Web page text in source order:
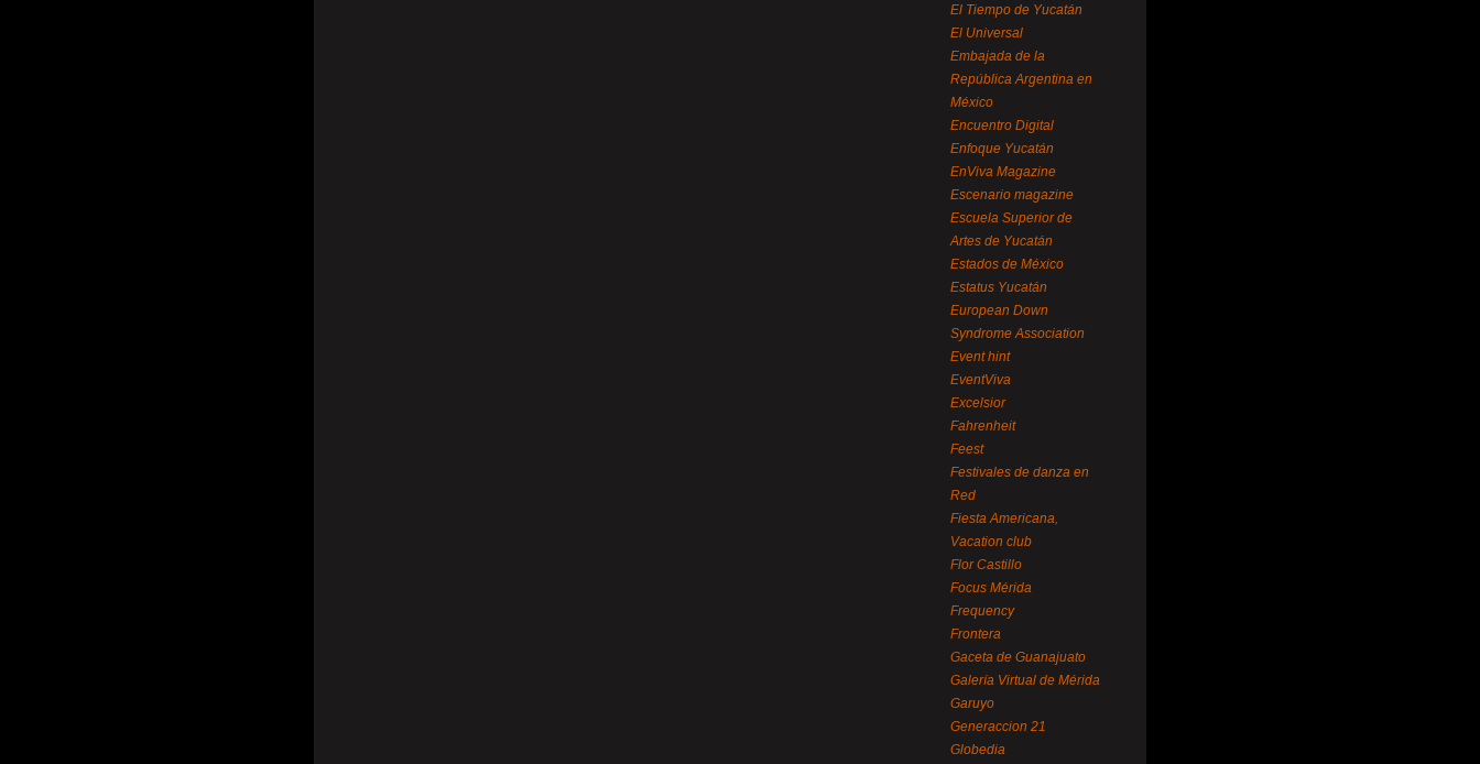
El Tiempo de Yucatán
El Universal
Embajada de la
República Argentina en
México
Encuentro Digital
Enfoque Yucatán
EnViva Magazine
Escenario magazine
Escuela Superior de
Artes de Yucatán
Estados de México
Estatus Yucatán
European Down
Syndrome Association
Event hint
EventViva
Excelsior
Fahrenheit
Feest
Festivales de danza en
Red
Fiesta Americana,
Vacation club
Flor Castillo
Focus Mérida
Frequency
Frontera
Gaceta de Guanajuato
Galería Virtual de Mérida
Garuyo
Generaccion 21
Globedia